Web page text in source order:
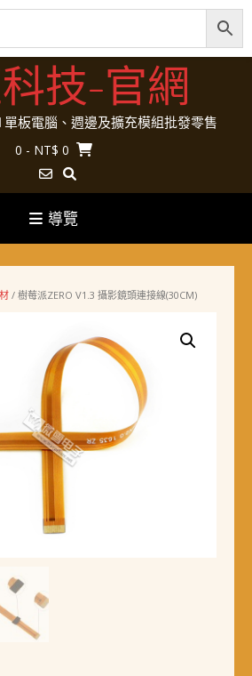
技-官網
PI 單板電腦、週邊及擴充模組批發零售
0 - NT$ 0
導覽
/ 樹莓派ZERO V1.3 攝影鏡頭連接線(30CM)